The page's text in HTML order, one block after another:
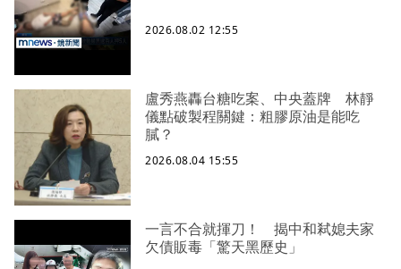
2026.08.02 12:55
盧秀燕轟台糖吃案、中央蓋牌 林靜
儀點破製程關鍵：粗膠原油是能吃
膩？
2026.08.04 15:55
一言不合就揮刀！ 揭中和弒媳夫家
欠債販毒「驚天黑歷史」